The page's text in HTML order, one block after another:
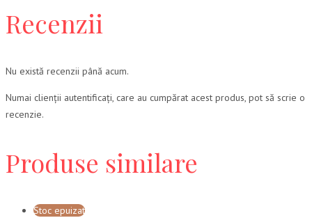
Recenzii
Nu există recenzii până acum.
Numai clienții autentificați, care au cumpărat acest produs, pot să scrie o
recenzie.
Produse similare
Stoc epuizat